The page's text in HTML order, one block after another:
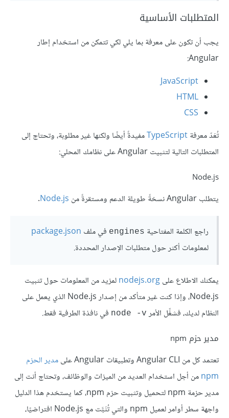
المتطلبات الأساسية
يجب أن تكون على معرفة بما يلي لكي تتمكن من استخدام إطار
Angular:
JavaScript
HTML
CSS
تُعَدّ معرفةTypeScriptمفيدةً أيضًا ولكنها غير مطلوبة، وتحتاج إلى
المتطلبات التالية لتثبيت Angular على نظامك المحلي:
Node.js
يتطلب Angular نسخةً طويلة الدعم ومستقرةً من Node.js
.
راجع الكلمة المفتاحية engines في ملف package.json
لمعلومات أكثر حول متطلبات الإصدار المحددة.
يمكنك الاطلاع علىnodejs.orgلمزيد من المعلومات حول تثبيت
Node.js، وإذا كنت غير متأكد من إصدار Node.js الذي يعمل على
النظام لديك، فشغِّل الأمر node -v في نافذة الطرفية فقط.
مدير حزم npm
تعتمد كل من Angular CLI وتطبيقات Angular على
مدير الحزم
npmمن أجل استخدام العديد من الميزات والوظائف، وتحتاج أنت إلى
مدير حزمة npm لتحميل وتثبيت حزم npm، كما يستخدم هذا الدليل
واجهة سطر أوامر لعميل npm والتي تُثَبَّت مع Node.js افتراضيًا،